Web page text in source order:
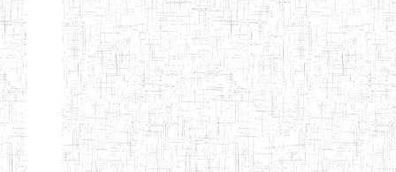
COLLEGE
ITCIG SENTTI 14/02/2007 ENIEG
CAMEROON
INCLUSIVE
27/08/2015 ENIEG